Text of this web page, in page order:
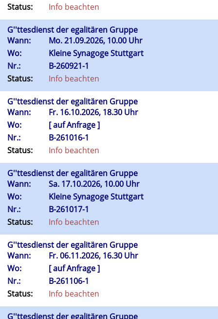
Status:
Info beachten
G''ttesdienst der egalitären Gruppe
Wann:
Mo.21.09.2026, 10.00 Uhr
Wo:
Kleine Synagoge Stuttgart
Nr.:
B-260921-1
Status:
Info beachten
G''ttesdienst der egalitären Gruppe
Wann:
Fr. 16.10.2026, 18.30 Uhr
Wo:
[ auf Anfrage ]
Nr.:
B-261016-1
Status:
Info beachten
G''ttesdienst der egalitären Gruppe
Wann:
Sa. 17.10.2026, 10.00 Uhr
Wo:
Kleine Synagoge Stuttgart
Nr.:
B-261017-1
Status:
Info beachten
G''ttesdienst der egalitären Gruppe
Wann:
Fr.06.11.2026, 16.30 Uhr
Wo:
[ auf Anfrage ]
Nr.:
B-261106-1
Status:
Info beachten
G''ttesdienst der egalitären Gruppe